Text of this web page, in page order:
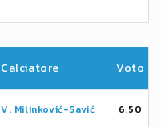
Calciatore Voto
V. Milinković-Savić 6,50